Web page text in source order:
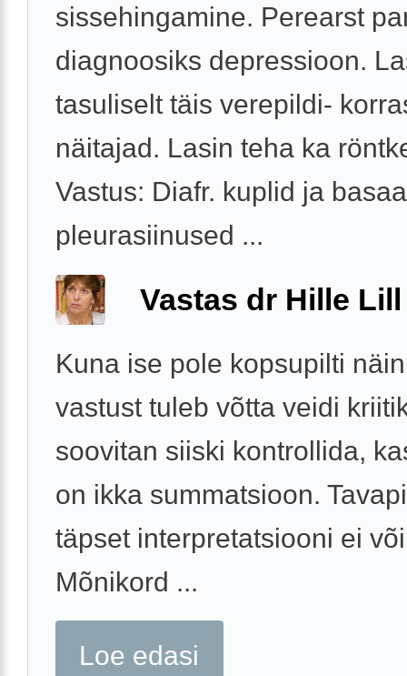
sissehingamine. Perearst
diagnoosiks depressioon.
tasuliselt täis verepildi-
näitajad. Lasin teha ka
Vastus: Diafr. kuplid ja
pleurasiinused ...
Vastas dr Hille Lill
Kuna ise pole kopsupilti
vastust tuleb võtta veidi
soovitan siiski kontrollida,
on ikka summatsioon.
täpset interpretatsiooni ei
Mõnikord ...
Loe edasi